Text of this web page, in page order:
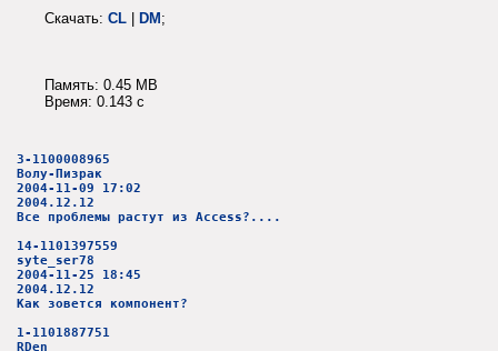
Скачать: CL | DM;
Память: 0.45 MB
Время: 0.143 c
3-1100008965
Волу-Пизрак
2004-11-09 17:02
2004.12.12
Все проблемы растут из Access?....
14-1101397559
syte_ser78
2004-11-25 18:45
2004.12.12
Как зовется компонент?
1-1101887751
RDen